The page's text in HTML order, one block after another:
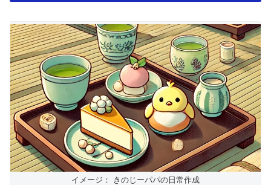
イメージ： きのじーパパの日常作成